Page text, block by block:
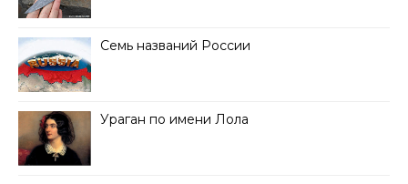
Семь названий России
Ураган по имени Лола